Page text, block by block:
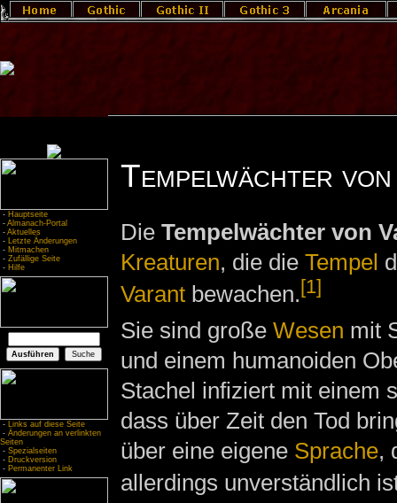
- Hauptseite
- Almanach-Portal
- Aktuelles
- Letzte Änderungen
- Mitmachen
- Zufällige Seite
- Hilfe
- Links auf diese Seite
- Änderungen an verlinkten
Seiten
- Spezialseiten
- Druckversion
- Permanenter Link
Tempelwächter
Die Tempelwächter von
Kreaturen, die die Tempel
Varantbewachen. [1]
Sie sind große Wesen mit
und einem humanoiden
Stachel infiziert mit einem
dass über Zeit den Tod
über eine eigene Sprache,
allerdings unverständlich